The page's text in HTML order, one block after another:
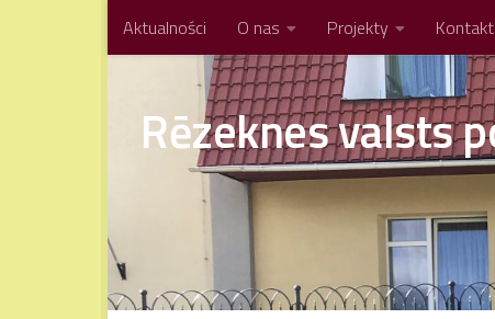
Przejdź do treści
Aktualności O nas Projekty Kontakt
Rēzeknes valsts